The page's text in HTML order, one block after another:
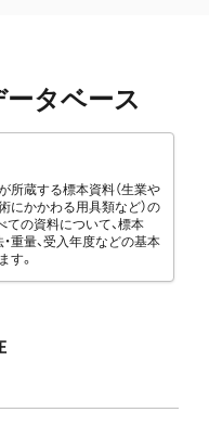
タベース
所蔵する標本資料（生業や
にかかわる用具類など）の
ての資料について、標本
・重量、受入年度などの基本
す。